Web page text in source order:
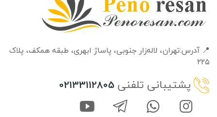
📍 آدرس:تهران، لاله‌زار جنوبی، پاساژ ابهری، طبقه‌ همکف، پلاک
۲۲۵
پشتیبانی تلفنی 02133112805